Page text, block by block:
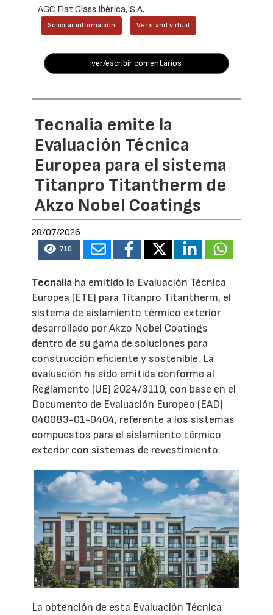
AGC Flat Glass Ibérica, S.A.
Solicitar información Ver stand virtual
ver/escribir comentarios
Tecnalia emite la
Evaluación Técnica
Europea para el sistema
Titanpro Titantherm de
Akzo Nobel Coatings
28/07/2026
710
Tecnalia ha emitido la Evaluación Técnica
Europea (ETE) para Titanpro Titantherm, el
sistema de aislamiento térmico exterior
desarrollado por Akzo Nobel Coatings
dentro de su gama de soluciones para
construcción eficiente y sostenible. La
evaluación ha sido emitida conforme al
Reglamento (UE) 2024/3110, con base en el
Documento de Evaluación Europeo (EAD)
040083-01-0404, referente a los sistemas
compuestos para el aislamiento térmico
exterior con sistemas de revestimiento.
La obtención de esta Evaluación Técnica